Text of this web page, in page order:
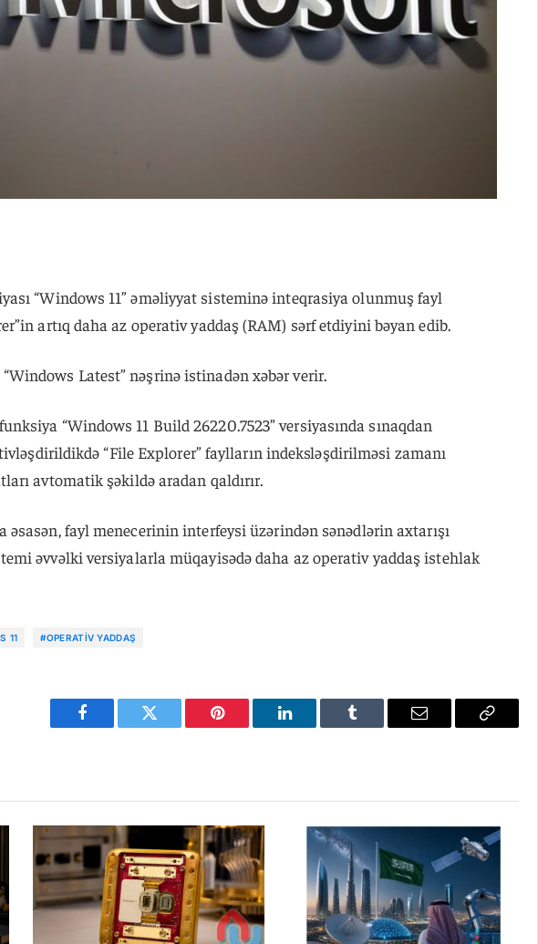
“Windows 11” əməliyyat sisteminə inteqrasiya olunmuş fayl
artıq daha az operativ yaddaş (RAM) sərf etdiyini bəyan edib.
Latest” nəşrinə istinadən xəbər verir.
“Windows 11 Build 26220.7523” versiyasında sınaqdan
“File Explorer” faylların indeksləşdirilməsi zamanı
avtomatik şəkildə aradan qaldırır.
əsasən, fayl menecerinin interfeysi üzərindən sənədlərin axtarışı
əvvəlki versiyalarla müqayisədə daha az operativ yaddaş istehlak
11 #OPERATIV YADDAŞ
Facebook Twitter Pinterest LinkedIn Tumblr Email
Copy